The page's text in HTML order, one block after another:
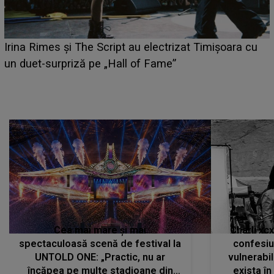
HOROSCOP 6 august 2026. Zodia care are șansa să
câștige mai mulți bani. O oportunitate neașteptată îi
Cea mai mare și mai
spectaculoasă scenă de festival la
UNTOLD ONE: „Practic, nu ar
încăpea pe multe stadioane din
Charli
exista